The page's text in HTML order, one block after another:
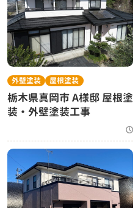
外壁塗装 屋根塗装
栃木県真岡市 A様邸 屋根塗
装・外壁塗装工事